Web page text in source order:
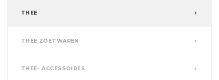
THEE
THEE ZOETWAREN
THEE- ACCESSOIRES